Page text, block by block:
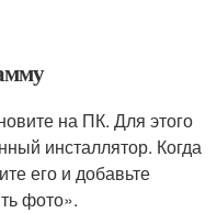
на ПК. Для этого
инсталлятор. Когда
его и добавьте
фото».